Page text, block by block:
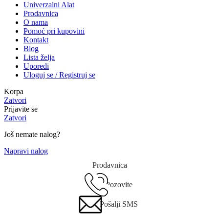
Univerzalni Alat
Prodavnica
O nama
Pomoć pri kupovini
Kontakt
Blog
Lista želja
Uporedi
Uloguj se / Registruj se
Korpa
Zatvori
Prijavite se
Zatvori
Još nemate nalog?
Napravi nalog
Prodavnica
Pozovite
Pošalji SMS